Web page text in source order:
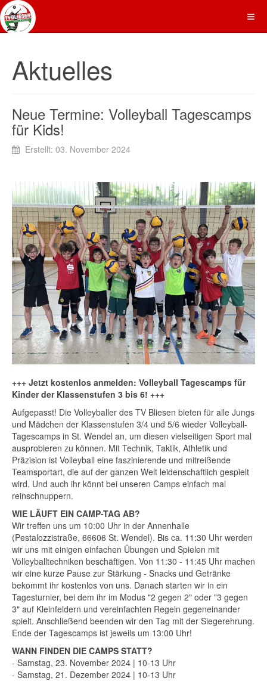
Aktuelles
Neue Termine: Volleyball Tagescamps
für Kids!
Erstellt: 03. November 2024
+++ Jetzt kostenlos anmelden: Volleyball Tagescamps für
Kinder der Klassenstufen 3 bis 6! +++
Aufgepasst! Die Volleyballer des TV Bliesen bieten für alle Jungs
und Mädchen der Klassenstufen 3/4 und 5/6 wieder Volleyball-
Tagescamps in St. Wendel an, um diesen vielseitigen Sport mal
ausprobieren zu können. Mit Technik, Taktik, Athletik und
Präzision ist Volleyball eine faszinierende und mitreißende
Teamsportart, die auf der ganzen Welt leidenschaftlich gespielt
wird. Und auch ihr könnt bei unseren Camps einfach mal
reinschnuppern.
WIE LÄUFT EIN CAMP-TAG AB?
Wir treffen uns um 10:00 Uhr in der Annenhalle
(Pestalozzistraße, 66606 St. Wendel). Bis ca. 11:30 Uhr werden
wir uns mit einigen einfachen Übungen und Spielen mit
Volleyballtechniken beschäftigen. Von 11:30 - 11:45 Uhr machen
wir eine kurze Pause zur Stärkung - Snacks und Getränke
bekommt ihr kostenlos von uns. Danach starten wir in ein
Tagesturnier, bei dem ihr im Modus "2 gegen 2" oder "3 gegen
3" auf Kleinfeldern und vereinfachten Regeln gegeneinander
spielt. Anschließend beenden wir den Tag mit der Siegerehrung.
Ende der Tagescamps ist jeweils um 13:00 Uhr!
WANN FINDEN DIE CAMPS STATT?
- Samstag, 23. November 2024 | 10-13 Uhr
- Samstag, 21. Dezember 2024 | 10-13 Uhr